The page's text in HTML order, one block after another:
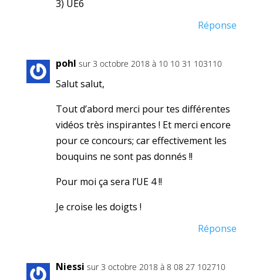
3) UE6
Réponse
pohl sur 3 octobre 2018 à 10 10 31 103110
Salut salut,
Tout d’abord merci pour tes différentes
vidéos très inspirantes ! Et merci encore
pour ce concours; car effectivement les
bouquins ne sont pas donnés !!
Pour moi ça sera l’UE 4 !!
Je croise les doigts !
Réponse
Niessi sur 3 octobre 2018 à 8 08 27 102710